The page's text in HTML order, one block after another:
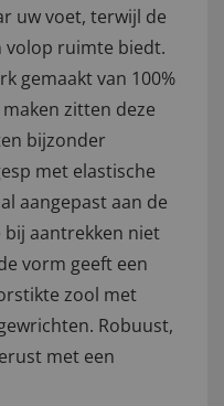
uw voet, terwijl de
volop ruimte biedt.
gemaakt van 100%
zitten deze
bijzonder
met elastische
aangepast aan de
bij aantrekken niet
vorm geeft een
zool met
Robuust,
met een